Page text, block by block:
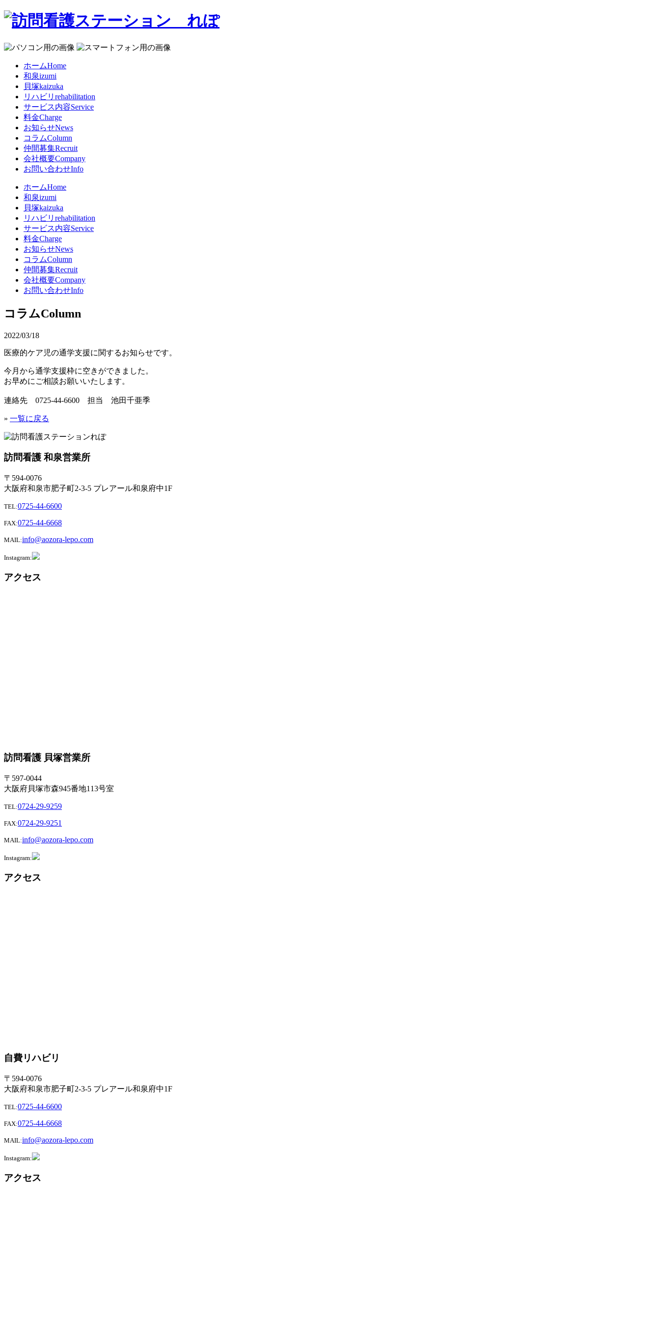
ホームHome
和泉izumi
貝塚kaizuka
リハビリ rehabilitation
サービス内容Service
料金Charge
お知らせNews
コラムColumn
仲間募集Recruit
会社概要Company
お問い合わせInfo
ホームHome
和泉izumi
貝塚kaizuka
リハビリ rehabilitation
サービス内容Service
料金Charge
お知らせNews
コラムColumn
仲間募集Recruit
会社概要Company
お問い合わせInfo
コラムColumn
2022/03/18
医療的ケア児の通学支援に関するお知らせです。
今月から通学支援枠に空きができました。
お早めにご相談お願いいたします。
連絡先 0725-44-6600 担当 池田千亜季
» 一覧に戻る
訪問看護 和泉営業所
〒594-0076
大阪府和泉市肥子町2-3-5 プレアール和泉府中1F
TEL:0725-44-6600
FAX:0725-44-6668
MAIL:info@aozora-lepo.com
Instagram:
アクセス
訪問看護 貝塚営業所
〒597-0044
大阪府貝塚市森945番地113号室
TEL:0724-29-9259
FAX:0724-29-9251
MAIL:info@aozora-lepo.com
Instagram:
アクセス
自費リハビリ
〒594-0076
大阪府和泉市肥子町2-3-5 プレアール和泉府中1F
TEL:0725-44-6600
FAX:0725-44-6668
MAIL:info@aozora-lepo.com
Instagram:
アクセス